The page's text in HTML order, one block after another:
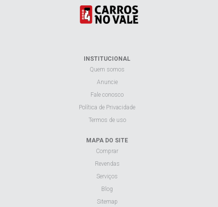
INSTITUCIONAL
Quem somos
Anuncie
Fale conosco
Política de Privacidade
Termos de uso
MAPA DO SITE
Comprar
Revendas
Serviços
Blog
Sitemap